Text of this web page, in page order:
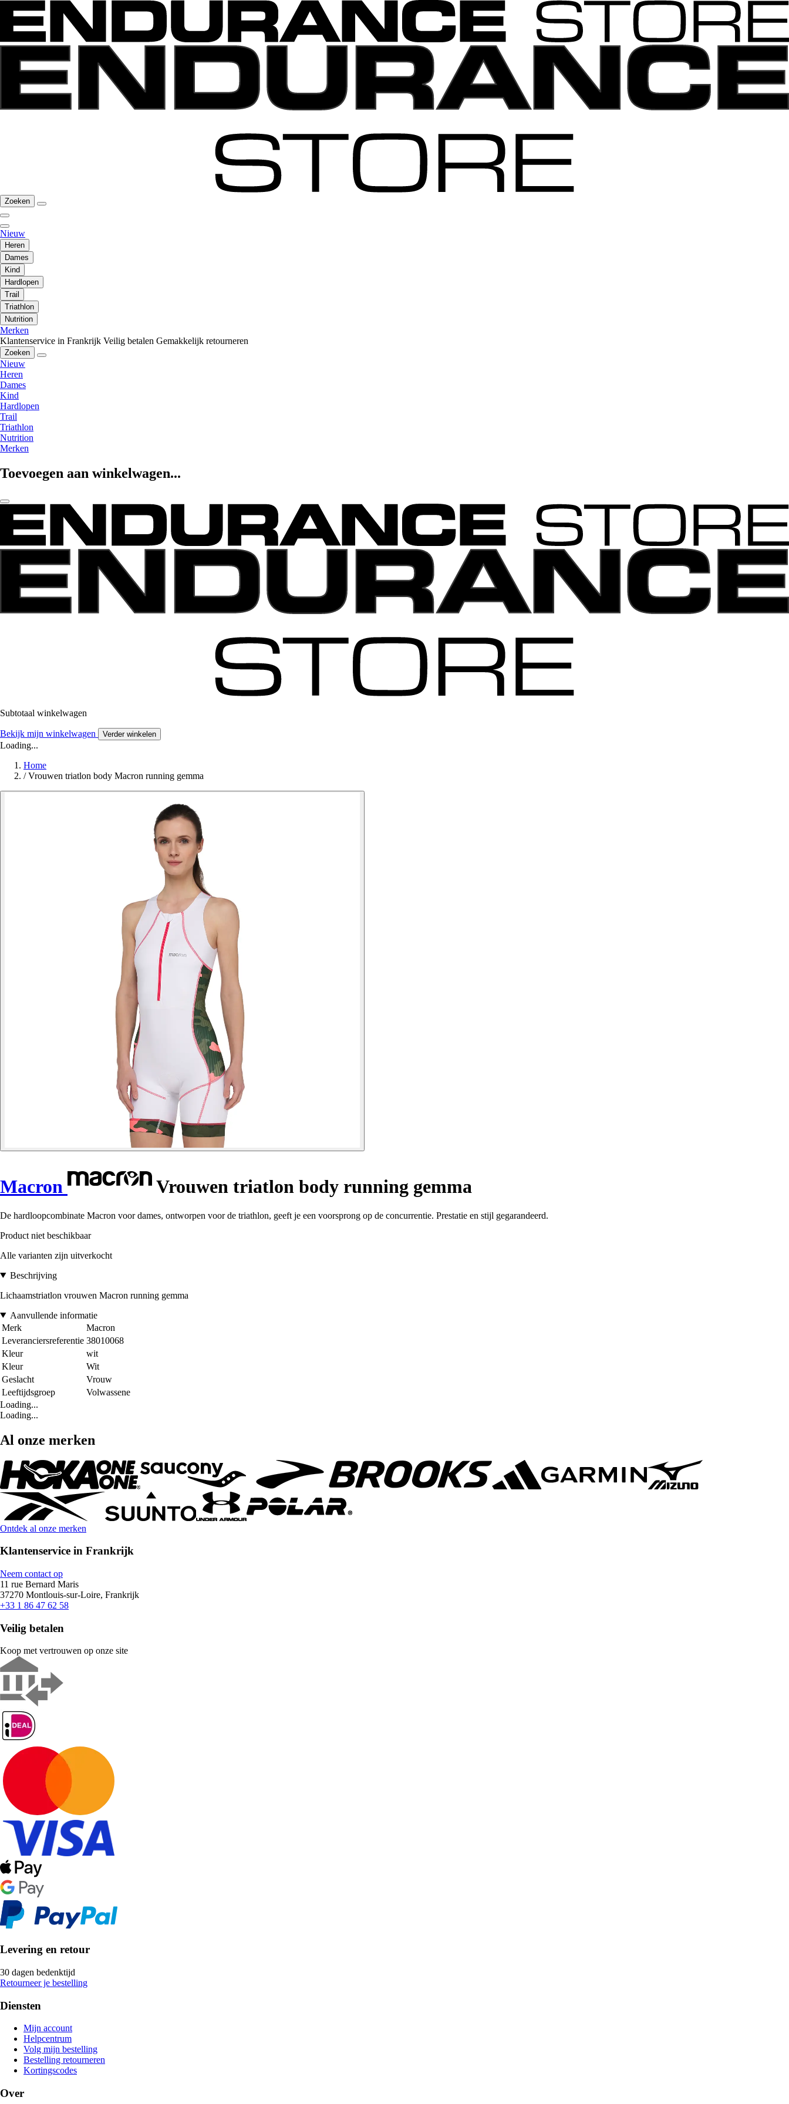
Zoeken
Nieuw
Heren
Dames
Kind
Hardlopen
Trail
Triathlon
Nutrition
Merken
Klantenservice in Frankrijk Veilig betalen Gemakkelijk retourneren
Zoeken
Nieuw
Heren
Dames
Kind
Hardlopen
Trail
Triathlon
Nutrition
Merken
Toevoegen aan winkelwagen...
Subtotaal winkelwagen
Bekijk mijn winkelwagen Verder winkelen
Loading...
Home
/ Vrouwen triatlon body Macron running gemma
Macron Vrouwen triatlon body running gemma
De hardloopcombinate Macron voor dames, ontworpen voor de triathlon, geeft je een voorsprong op de concurrentie. Prestatie en stijl gegarandeerd.
Product niet beschikbaar
Alle varianten zijn uitverkocht
Beschrijving
Lichaamstriatlon vrouwen Macron running gemma
Aanvullende informatie
Merk
Macron
Leveranciersreferentie 38010068
Kleur
wit
Kleur
Wit
Geslacht
Vrouw
Leeftijdsgroep
Volwassene
Loading...
Loading...
Al onze merken
Ontdek al onze merken
Klantenservice in Frankrijk
Neem contact op
11 rue Bernard Maris
37270 Montlouis-sur-Loire, Frankrijk
+33 1 86 47 62 58
Veilig betalen
Koop met vertrouwen op onze site
Levering en retour
30 dagen bedenktijd
Retourneer je bestelling
Diensten
Mijn account
Helpcentrum
Volg mijn bestelling
Bestelling retourneren
Kortingscodes
Over